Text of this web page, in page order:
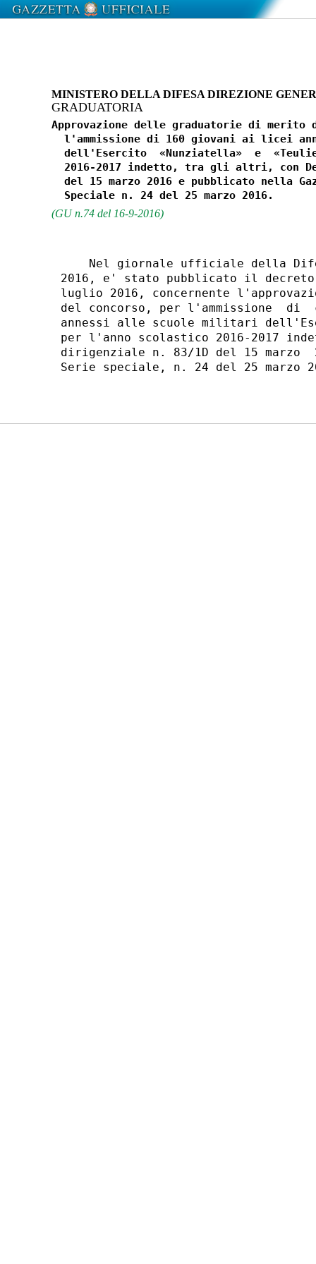
MINISTERO DELLA DIFESA DIREZIONE
GRADUATORIA
Approvazione delle graduatorie di merito
l'ammissione di 160 giovani ai licei
dell'Esercito  «Nunziatella»  e
2016-2017 indetto, tra gli altri, con
del 15 marzo 2016 e pubblicato nella
(GU n.74 del 16-9-2016)
Nel giornale ufficiale della
2016, e' stato pubblicato il
luglio 2016, concernente
del concorso, per l'ammissione
annessi alle scuole militari
per l'anno scolastico 2016-2017
dirigenziale n. 83/1D del 15
Serie speciale, n. 24 del 25 marzo